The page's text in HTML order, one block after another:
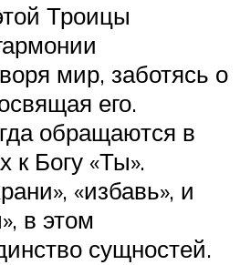
Троицы
мир, заботясь о
его.
обращаются в
к Богу «Ты».
«избавь», и
в этом
сущностей.